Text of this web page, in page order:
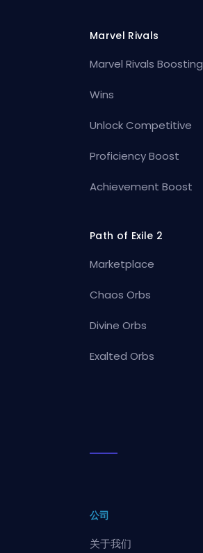
Marvel Rivals
Marvel Rivals Boosting
Wins
Unlock Competitive
Proficiency Boost
Achievement Boost
Path of Exile 2
Marketplace
Chaos Orbs
Divine Orbs
Exalted Orbs
公司
关于我们